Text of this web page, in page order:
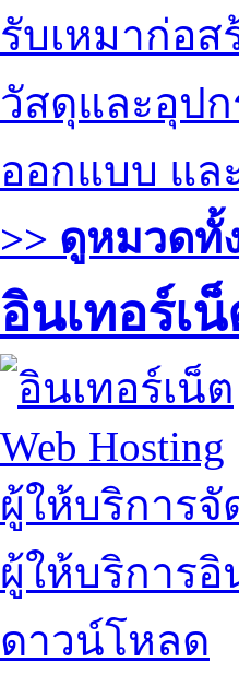
รับเหมาก่อ
วัสดุและอุป
ออกแบบ แล
>> ดูหมวดทั้
อินเทอร์เ
Web Hosting
ผู้ให้บริการจั
ผู้ให้บริการอิ
ดาวน์โหลด